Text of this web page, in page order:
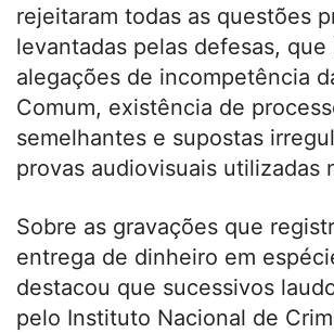
rejeitaram todas as questões
levantadas pelas defesas, que
alegações de incompetência
Comum, existência de
semelhantes e supostas
provas audiovisuais utilizadas
Sobre as gravações que
entrega de dinheiro em
destacou que sucessivos
pelo Instituto Nacional de